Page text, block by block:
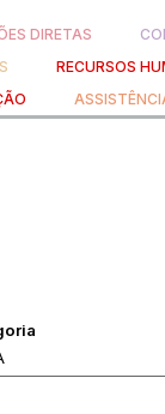
DIRETAS
RECURSOS